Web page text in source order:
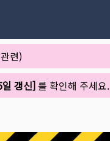
련)
갱신]를 확인해 주세요.